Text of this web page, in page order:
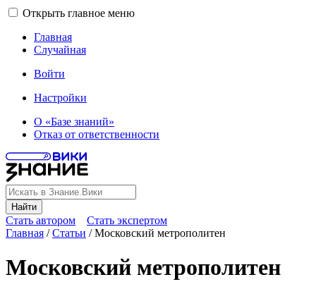
Открыть главное меню
Главная
Случайная
Войти
Настройки
О «Базе знаний»
Отказ от ответственности
Найти
Стать автором
Стать экспертом
Главная /Статьи /Московский метрополитен
Московский метрополитен